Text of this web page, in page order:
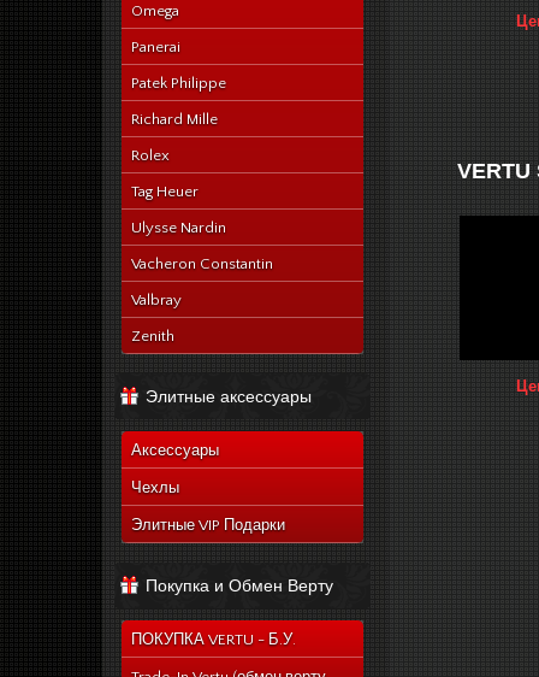
Omega
Panerai
Patek Philippe
Richard Mille
Rolex
Tag Heuer
Ulysse Nardin
Vacheron Constantin
Valbray
Zenith
Элитные аксессуары
Аксессуары
Чехлы
Элитные VIP Подарки
Покупка и Обмен Верту
ПОКУПКА VERTU - Б.У.
VERTU